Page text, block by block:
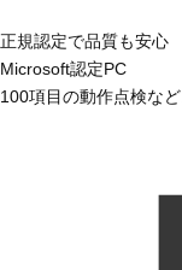
正規認定で品質も安心
Microsoft認定PC
100項目の動作点検な